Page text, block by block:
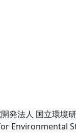
発法人 国立環境
Environmental